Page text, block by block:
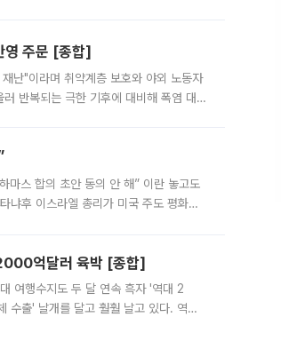
영 주문 [종합]
난"이라며 취약계층 보호와 야외 노동자
반복되는 극한 기후에 대비해 폭염 대응
마스 합의 초안 동의 안 해” 이란 놓고도
냐후 이스라엘 총리가 미국 주도 평화위
억달러 육박 [종합]
여행수지도 두 달 연속 흑자 '역대 2
수출' 날개를 달고 훨훨 날고 있다. 역대